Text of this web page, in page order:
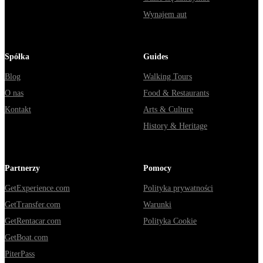
Wynajem aut
Spółka
Blog
O nas
Kontakt
Guides
Walking Tours
Food & Restaurants
Arts & Culture
History & Heritage
Partnerzy
GetExperience.com
GetTransfer.com
GetRentacar.com
GetBoat.com
PiterPass
Pomocy
Polityka prywatności
Warunki
Polityka Cookie